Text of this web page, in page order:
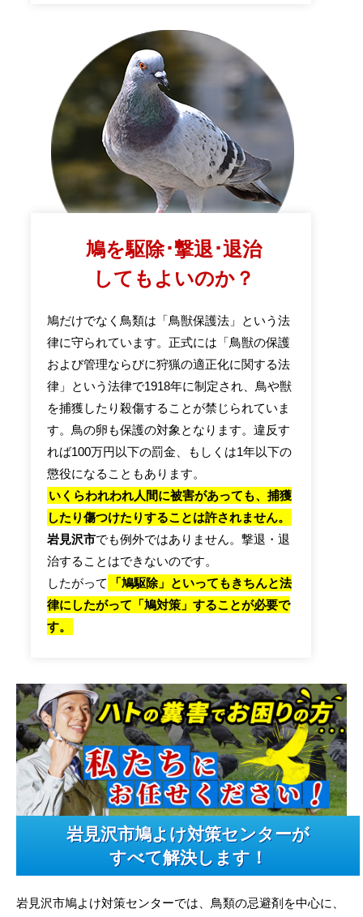
鳩を駆除･撃退･退治
してもよいのか？
鳩だけでなく鳥類は「鳥獣保護法」という法
律に守られています。正式には「鳥獣の保護
および管理ならびに狩猟の適正化に関する法
律」という法律で1918年に制定され、鳥や獣
を捕獲したり殺傷することが禁じられていま
す。鳥の卵も保護の対象となります。違反す
れば100万円以下の罰金、もしくは1年以下の
懲役になることもあります。
いくらわれわれ人間に被害があっても、捕獲
したり傷つけたりすることは許されません。
岩見沢市でも例外ではありません。撃退・退
治することはできないのです。
したがって
「鳩駆除」といってもきちんと法
律にしたがって「鳩対策」することが必要で
す。
岩見沢市鳩よけ対策センターが
すべて解決します！
岩見沢市鳩よけ対策センターでは、鳥類の忌避剤を中心に、